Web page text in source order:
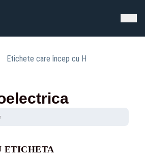
Etichete care încep cu H
ETICHETA